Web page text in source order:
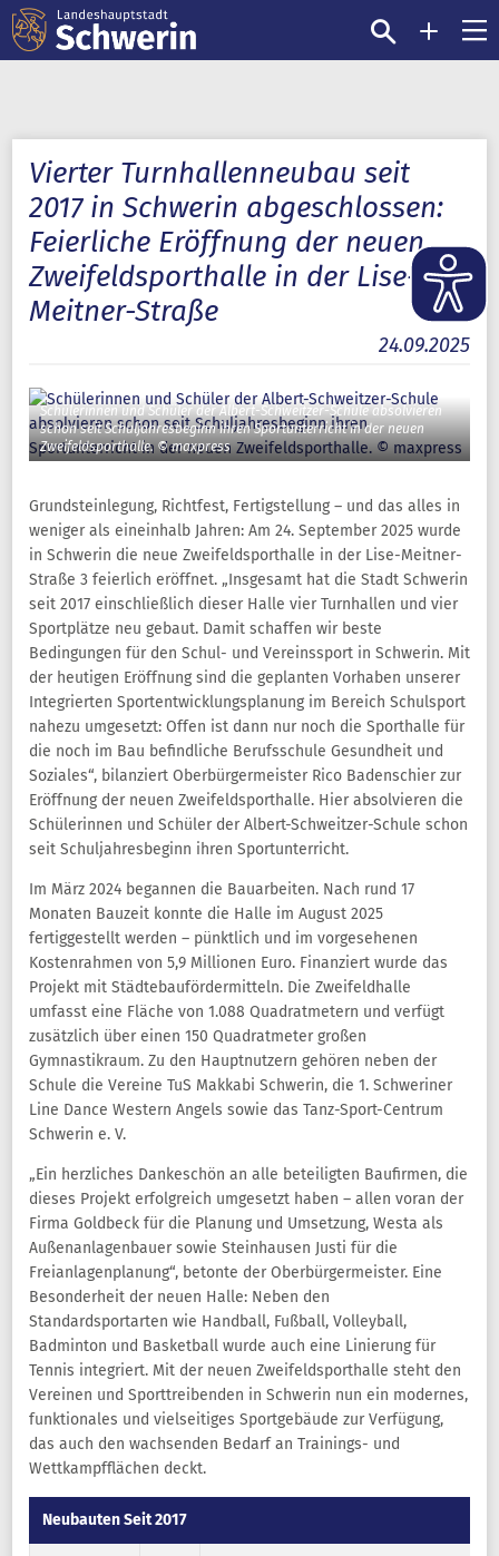
Vierter Turnhallenneubau seit
2017 in Schwerin abgeschlossen:
Feierliche Eröffnung der neuen
Zweifeldsporthalle in der Lise-
Meitner-Straße
24.09.2025
Schülerinnen und Schüler der Albert-Schweitzer-Schule absolvieren
schon seit Schuljahresbeginn ihren Sportunterricht in der neuen
Zweifeldsporthalle. © maxpress
Grundsteinlegung, Richtfest, Fertigstellung – und das alles in
weniger als eineinhalb Jahren: Am 24. September 2025 wurde
in Schwerin die neue Zweifeldsporthalle in der Lise-Meitner-
Straße 3 feierlich eröffnet. „Insgesamt hat die Stadt Schwerin
seit 2017 einschließlich dieser Halle vier Turnhallen und vier
Sportplätze neu gebaut. Damit schaffen wir beste
Bedingungen für den Schul- und Vereinssport in Schwerin. Mit
der heutigen Eröffnung sind die geplanten Vorhaben unserer
Integrierten Sportentwicklungsplanung im Bereich Schulsport
nahezu umgesetzt: Offen ist dann nur noch die Sporthalle für
die noch im Bau befindliche Berufsschule Gesundheit und
Soziales“, bilanziert Oberbürgermeister Rico Badenschier zur
Eröffnung der neuen Zweifeldsporthalle. Hier absolvieren die
Schülerinnen und Schüler der Albert-Schweitzer-Schule schon
seit Schuljahresbeginn ihren Sportunterricht.
Im März 2024 begannen die Bauarbeiten. Nach rund 17
Monaten Bauzeit konnte die Halle im August 2025
fertiggestellt werden – pünktlich und im vorgesehenen
Kostenrahmen von 5,9 Millionen Euro. Finanziert wurde das
Projekt mit Städtebaufördermitteln. Die Zweifeldhalle
umfasst eine Fläche von 1.088 Quadratmetern und verfügt
zusätzlich über einen 150 Quadratmeter großen
Gymnastikraum. Zu den Hauptnutzern gehören neben der
Schule die Vereine TuS Makkabi Schwerin, die 1. Schweriner
Line Dance Western Angels sowie das Tanz-Sport-Centrum
Schwerin e. V.
„Ein herzliches Dankeschön an alle beteiligten Baufirmen, die
dieses Projekt erfolgreich umgesetzt haben – allen voran der
Firma Goldbeck für die Planung und Umsetzung, Westa als
Außenanlagenbauer sowie Steinhausen Justi für die
Freianlagenplanung“, betonte der Oberbürgermeister. Eine
Besonderheit der neuen Halle: Neben den
Standardsportarten wie Handball, Fußball, Volleyball,
Badminton und Basketball wurde auch eine Linierung für
Tennis integriert. Mit der neuen Zweifeldsporthalle steht den
Vereinen und Sporttreibenden in Schwerin nun ein modernes,
funktionales und vielseitiges Sportgebäude zur Verfügung,
das auch den wachsenden Bedarf an Trainings- und
Wettkampfflächen deckt.
Neubauten Seit 2017